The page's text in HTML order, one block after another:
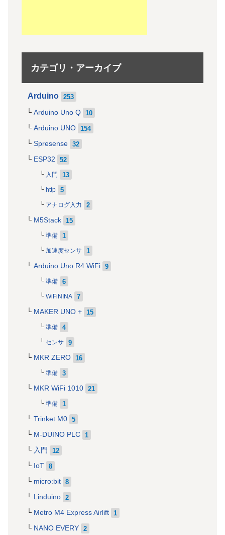
カテゴリ・アーカイブ
Arduino 253
Arduino Uno Q 10
Arduino UNO 154
Spresense 32
ESP32 52
入門 13
http 5
アナログ入力 2
M5Stack 15
準備 1
加速度センサ 1
Arduino Uno R4 WiFi 9
準備 6
WiFiNINA 7
MAKER UNO + 15
準備 4
センサ 9
MKR ZERO 16
準備 3
MKR WiFi 1010 21
準備 1
Trinket M0 5
M-DUINO PLC 1
入門 12
IoT 8
micro:bit 8
Linduino 2
Metro M4 Express Airlift 1
NANO EVERY 2